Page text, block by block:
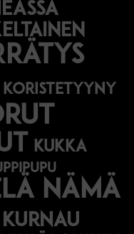
koristetyyny
kukka
nämä
kurnau